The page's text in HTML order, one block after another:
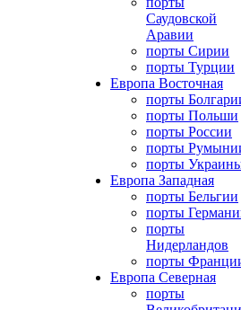
Саудовской
Аравии
порты Сирии
порты Турции
Европа Восточная
порты
порты Польши
порты России
порты
порты
Европа Западная
порты Бельгии
порты
порты
Нидерландов
порты
Европа Северная
порты